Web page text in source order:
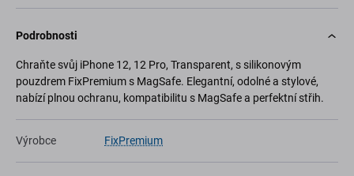
Podrobnosti
Chraňte svůj iPhone 12, 12 Pro, Transparent, s silikonovým
pouzdrem FixPremium s MagSafe. Elegantní, odolné a stylové,
nabízí plnou ochranu, kompatibilitu s MagSafe a perfektní střih.
Výrobce FixPremium